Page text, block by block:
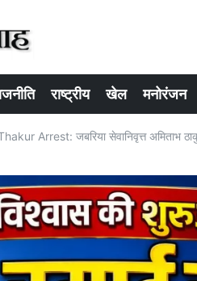
राष्ट्रीय खेल मनोरंजन
Arrest: जबरिया सेवानिवृत्त अमिताभ